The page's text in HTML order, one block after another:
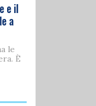
e il
a
le
È